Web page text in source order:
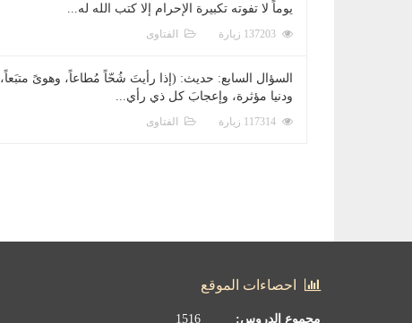
يوماً لا تفوته تكبيرة الإحرام إلا كتب الله له...
الفتاوى
السؤال السابع: حديث: (إذا رأيتَ شُحّاً مُطاعاً، وهوىً متبَعاً،
ودنيا مؤثرة، وإعجابَ كل ذي رأي...
الفتاوى
احصاءات الموقع
مجموع الدروس: